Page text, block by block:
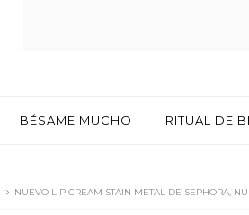
BÉSAME MUCHO RITUAL DE
NUEVO LIP CREAM STAIN METAL DE SEPHORA,